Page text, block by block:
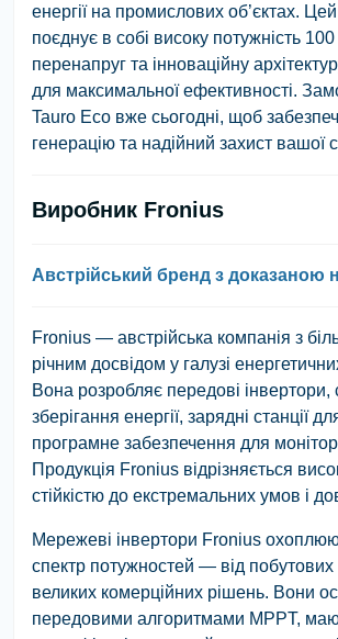
енергії на промислових об’єктах.
поєднує в собі високу потужність 100
перенапруг та інноваційну
для максимальної ефективності.
Tauro Eco вже сьогодні, щоб
генерацію та надійний захист вашої
Виробник Fronius
Австрійський бренд з доказаною
Fronius — австрійська компанія з
річним досвідом у галузі
Вона розробляє передові інвертори,
зберігання енергії, зарядні станції
програмне забезпечення для
Продукція Fronius відрізняється
стійкістю до екстремальних умов і
Мережеві інвертори Fronius
спектр потужностей — від
великих комерційних рішень. Вони
передовими алгоритмами MPPT,